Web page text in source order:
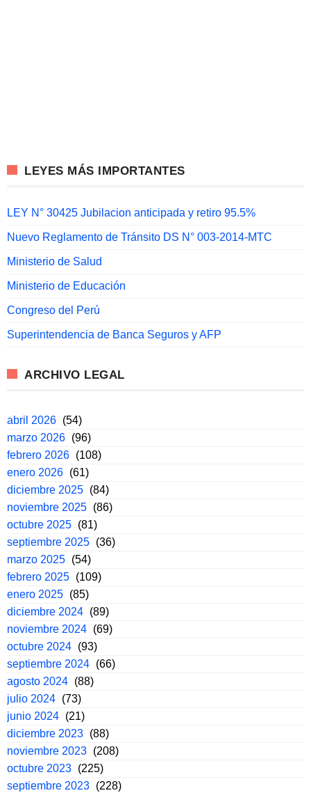
LEYES MÁS IMPORTANTES
LEY N° 30425 Jubilacion anticipada y retiro 95.5%
Nuevo Reglamento de Tránsito DS N° 003-2014-MTC
Ministerio de Salud
Ministerio de Educación
Congreso del Perú
Superintendencia de Banca Seguros y AFP
ARCHIVO LEGAL
abril 2026 (54)
marzo 2026 (96)
febrero 2026 (108)
enero 2026 (61)
diciembre 2025 (84)
noviembre 2025 (86)
octubre 2025 (81)
septiembre 2025 (36)
marzo 2025 (54)
febrero 2025 (109)
enero 2025 (85)
diciembre 2024 (89)
noviembre 2024 (69)
octubre 2024 (93)
septiembre 2024 (66)
agosto 2024 (88)
julio 2024 (73)
junio 2024 (21)
diciembre 2023 (88)
noviembre 2023 (208)
octubre 2023 (225)
septiembre 2023 (228)